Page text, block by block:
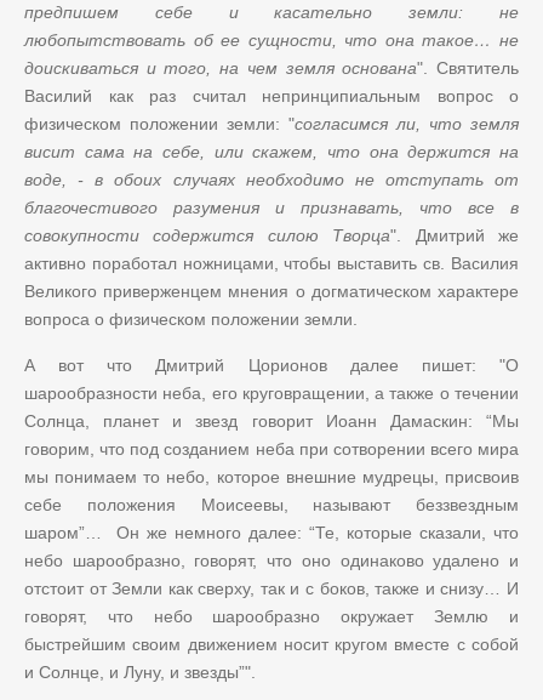
предпишем себе и касательно земли: не
любопытствовать об ее сущности, что она такое… не
доискиваться и того, на чем земля основана". Святитель
Василий как раз считал непринципиальным вопрос о
физическом положении земли: "согласимся ли, что земля
висит сама на себе, или скажем, что она держится на
воде, - в обоих случаях необходимо не отступать от
благочестивого разумения и признавать, что все в
совокупности содержится силою Творца". Дмитрий же
активно поработал ножницами, чтобы выставить св. Василия
Великого приверженцем мнения о догматическом характере
вопроса о физическом положении земли.
А вот что Дмитрий Цорионов далее пишет: "О
шарообразности неба, его круговращении, а также о течении
Солнца, планет и звезд говорит Иоанн Дамаскин: “Мы
говорим, что под созданием неба при сотворении всего мира
мы понимаем то небо, которое внешние мудрецы, присвоив
себе положения Моисеевы, называют беззвездным
шаром”… Он же немного далее: “Те, которые сказали, что
небо шарообразно, говорят, что оно одинаково удалено и
отстоит от Земли как сверху, так и с боков, также и снизу… И
говорят, что небо шарообразно окружает Землю и
быстрейшим своим движением носит кругом вместе с собой
и Солнце, и Луну, и звезды”".